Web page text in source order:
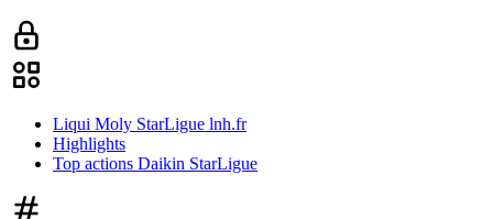
Liqui Moly StarLigue lnh.fr
Highlights
Top actions Daikin StarLigue